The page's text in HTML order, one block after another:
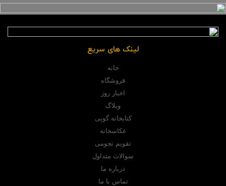
لینک های سریع
خانه
فروشگاه
اخبار روز
وبلاگ
کتابخانه گوپی
عکاسخانه
تقویم نجومی
سوالات متداول
درباره ما
تماس با ما